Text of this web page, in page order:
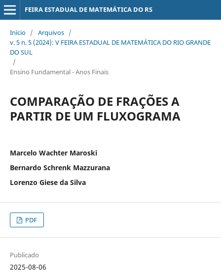
FEIRA ESTADUAL DE MATEMÁTICA DO RS
Início / Arquivos /
v. 5 n. 5 (2024): V FEIRA ESTADUAL DE MATEMÁTICA DO RIO GRANDE
DO SUL
/
Ensino Fundamental - Anos Finais
COMPARAÇÃO DE FRAÇÕES A
PARTIR DE UM FLUXOGRAMA
Marcelo Wachter Maroski
Bernardo Schrenk Mazzurana
Lorenzo Giese da Silva
PDF
Publicado
2025-08-06